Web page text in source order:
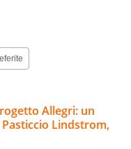
Allegri: un
Lindstrom,